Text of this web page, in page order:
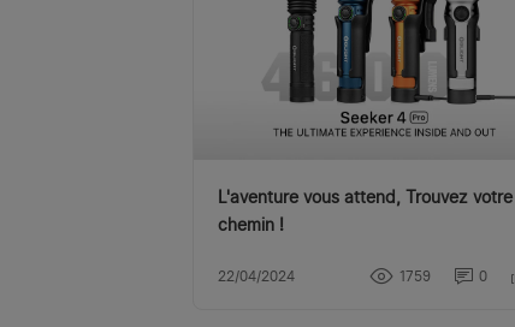
L'aventure vous attend, Trouvez votre
chemin !
22/04/2024 1759 0